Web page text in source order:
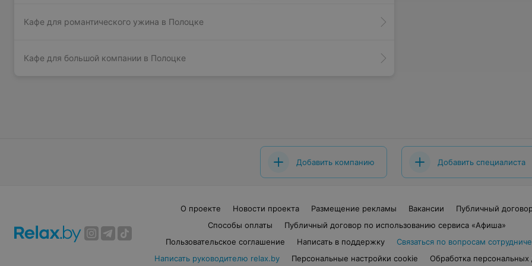
Кафе для романтического ужина в Полоцке
Кафе для большой компании в Полоцке
Добавить компанию Добавить специалиста
О проекте Новости проекта Размещение рекламы Вакансии
Публичный
Способы оплаты
Публичный договор по использованию сервиса «Афиша»
Пользовательское соглашение
Написать в поддержку
Связаться по вопросам
Написать руководителю relax.by
Персональные настройки cookie Обработка персональных